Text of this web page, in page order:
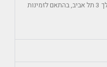
החרוב 4, או מהחנות ברחוב הפלך 3 תל אביב, בהתאם לזמינות